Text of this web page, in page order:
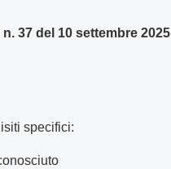
37 del 10 settembre 2025
specifici: